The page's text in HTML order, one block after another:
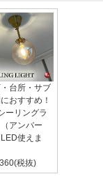
台所・サブ
おすすめ！
ーリングラ
アンバー
使えま
税抜)